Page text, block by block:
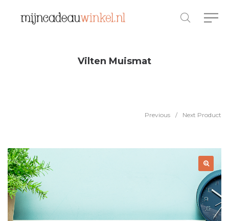
Vilten Muismat
Previous / Next Product